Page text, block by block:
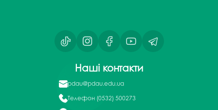
Наші контакти
pdau@pdau.edu.ua
Телефон (0532) 500273